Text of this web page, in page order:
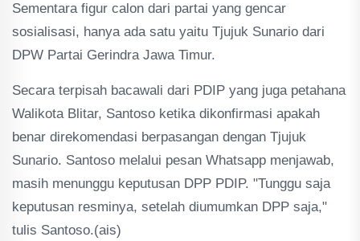
Sementara figur calon dari partai yang gencar
sosialisasi, hanya ada satu yaitu Tjujuk Sunario dari
DPW Partai Gerindra Jawa Timur.
Secara terpisah bacawali dari PDIP yang juga petahana
Walikota Blitar, Santoso ketika dikonfirmasi apakah
benar direkomendasi berpasangan dengan Tjujuk
Sunario. Santoso melalui pesan Whatsapp menjawab,
masih menunggu keputusan DPP PDIP. "Tunggu saja
keputusan resminya, setelah diumumkan DPP saja,"
tulis Santoso.(ais)